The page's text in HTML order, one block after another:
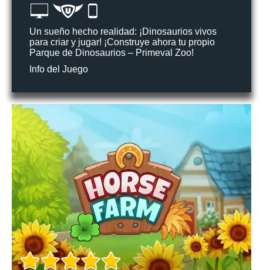
Un sueño hecho realidad: ¡Dinosaurios vivos
para criar y jugar! ¡Construye ahora tu propio
Parque de Dinosaurios – Primeval Zoo!
Info del Juego